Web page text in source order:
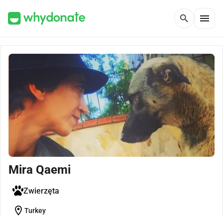
search menu
Mira Qaemi
Zwierzęta
location_on Turkey